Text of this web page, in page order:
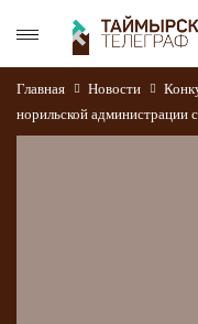
Главная Новости
норильской администрации